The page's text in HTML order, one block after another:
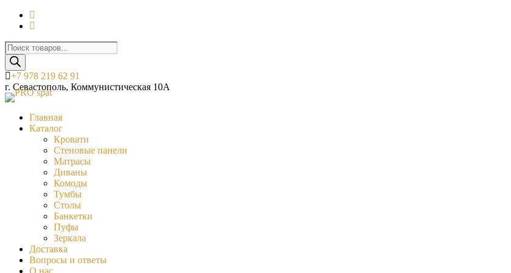
Поиск
товаров
+7 978 219 62 91
г. Севастополь, Коммунистическая 10А
Главная
Каталог
Кровати
Стеновые панели
Матрасы
Диваны
Комоды
Тумбы
Столы
Банкетки
Пуфы
Зеркала
Доставка
Вопросы и ответы
О нас